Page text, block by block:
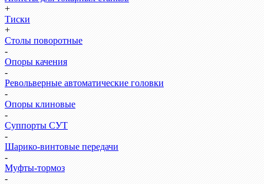
+
Тиски
+
Столы поворотные
-
Опоры качения
-
Револьверные автоматические головки
-
Опоры клиновые
-
Суппорты СУТ
-
Шарико-винтовые передачи
-
Муфты-тормоз
-